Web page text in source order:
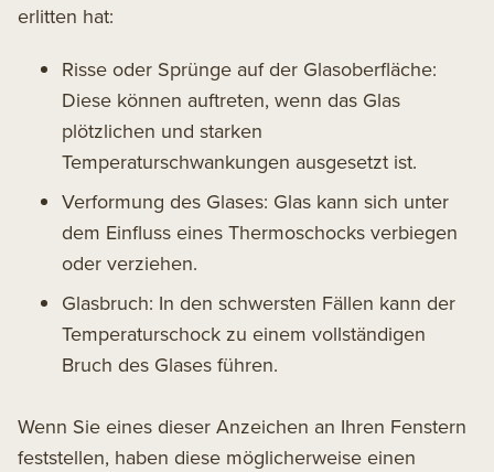
erlitten hat:
Risse oder Sprünge auf der Glasoberfläche:
Diese können auftreten, wenn das Glas
plötzlichen und starken
Temperaturschwankungen ausgesetzt ist.
Verformung des Glases: Glas kann sich unter
dem Einfluss eines Thermoschocks verbiegen
oder verziehen.
Glasbruch: In den schwersten Fällen kann der
Temperaturschock zu einem vollständigen
Bruch des Glases führen.
Wenn Sie eines dieser Anzeichen an Ihren Fenstern
feststellen, haben diese möglicherweise einen